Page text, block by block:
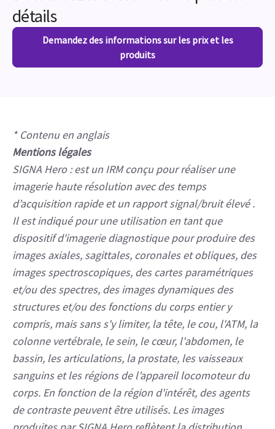
Collective Minds Radiology
Passez en revue et partagez des images DICOM de cas
Découvrez le SIGNA™ Hero plus en
détails
Demandez des informations sur les prix et les
produits
* Contenu en anglais
Mentions légales
SIGNA Hero : est un IRM conçu pour réaliser une
imagerie haute résolution avec des temps
d’acquisition rapide et un rapport signal/bruit élevé .
Il est indiqué pour une utilisation en tant que
dispositif d'imagerie diagnostique pour produire des
images axiales, sagittales, coronales et obliques, des